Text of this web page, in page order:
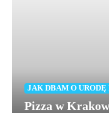
JAK DBAM O
Pizza w